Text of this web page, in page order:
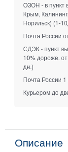
ОЗОН - в пункт
Крым,
Норильск) (1-
Почта России
СДЭК - пункт
10% дороже.
дн.)
Почта России 1
Курьером до
Описание